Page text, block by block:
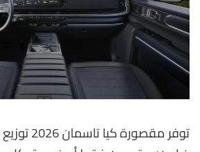
توفر